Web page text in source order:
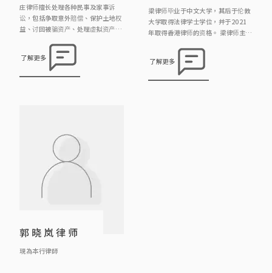
庄律师擅长处理各种民事及家事诉
讼，包括争取意外赔偿、保护土地权
益、讨回被骗资产、处理虚拟资产、
赡养费等等。庄律师相信采取在诉讼
过程中，最佳策略是「不战而屈人之
兵」，因此大部分客人都能避免要走
了解更多
梁律师毕业于中文大学，其后于伦敦
大学取得法律学士学位，并于2021
年取得香港律师的资格。 梁律师主要
办等案件，亦曾处理及协助办理刑事
诉讼、工伤索偿及人身伤害诉讼等案
件。 梁律师十分关注法律科技的发
了解更多
郭晓岚律师
現為本行律師